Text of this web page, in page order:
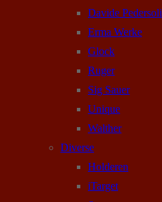
Davide Pedersoli
Erma Werke
Glock
Ruger
Sig Sauer
Unique
Walther
Diverse
Holderen
iTarget